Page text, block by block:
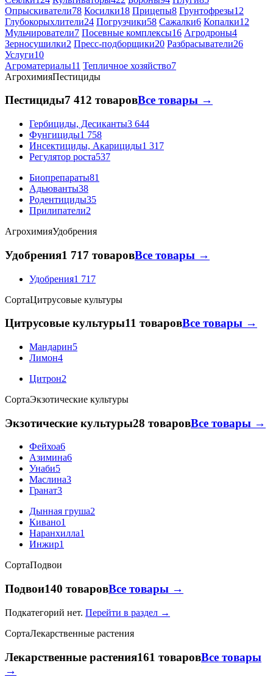
Опрыскиватели78 Косилки18 Прицепы8 Грунтофрезы12
Глубокорыхлители24 Погрузчики58 Сажалки6 Копалки12
Мульчирователи7 Посевные комплексы16 Агродроны4
Зерносушилки2 Пресс-подборщики20 Разбрасыватели26
Услуги10
Агроматериалы11 Тепличное хозяйство7
АгрохимияПестициды
Пестициды7 412 товаровВсе товары →
Гербициды, Десиканты3 644
Фунгициды1 758
Инсектициды, Акарициды1 317
Регулятор роста537
Биопрепараты81
Адьюванты38
Родентициды35
Прилипатели2
АгрохимияУдобрения
Удобрения1 717 товаровВсе товары →
Удобрения1 717
СортаЦитрусовые культуры
Цитрусовые культуры11 товаровВсе товары →
Мандарин5
Лимон4
Цитрон2
СортаЭкзотические культуры
Экзотические культуры28 товаровВсе товары →
Фейхоа6
Азимина6
Унаби5
Маслина3
Гранат3
Дынная груша2
Кивано1
Наранхилла1
Инжир1
СортаПодвои
Подвои140 товаровВсе товары →
Подкатегорий нет. Перейти в раздел →
СортаЛекарственные растения
Лекарственные растения161 товаровВсе товары
→